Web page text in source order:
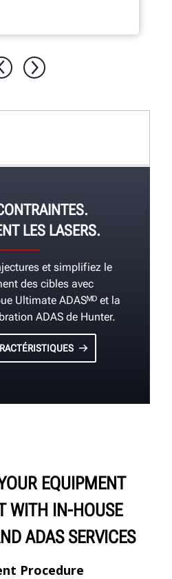
LES LASERS.
et simplifiez le
des cibles avec
Ultimate ADASᴹᴰ et la
ADAS de Hunter.
EQUIPMENT
WITH IN-HOUSE
ADAS SERVICES